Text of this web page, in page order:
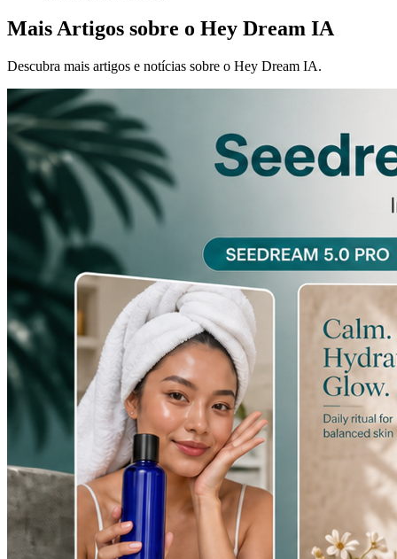
Mais Artigos sobre o Hey Dream IA
Descubra mais artigos e notícias sobre o Hey Dream IA.